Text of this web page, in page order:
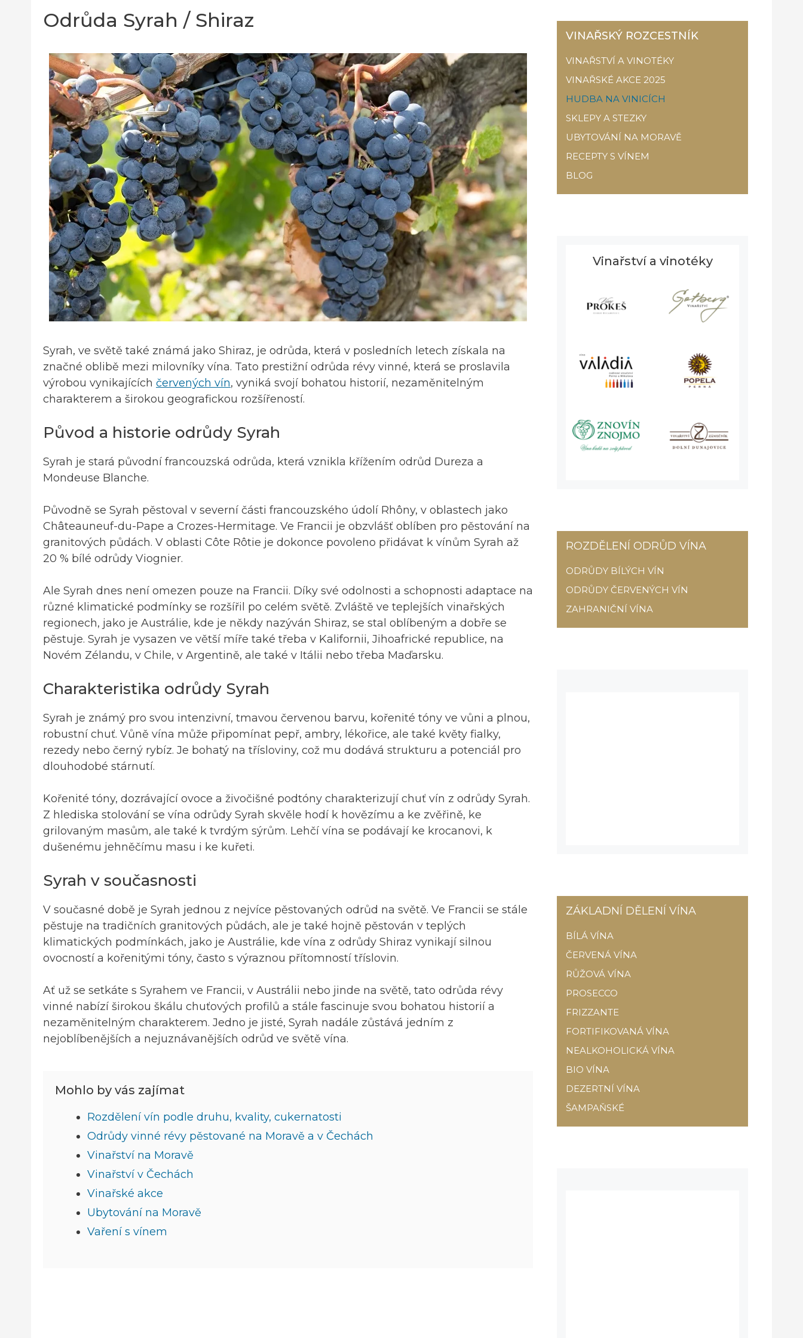
Odrůda Syrah / Shiraz
Syrah, ve světě také známá jako Shiraz, je odrůda, která v posledních letech získala na
značné oblibě mezi milovníky vína. Tato prestižní odrůda révy vinné, která se proslavila
výrobou vynikajících červených vín, vyniká svojí bohatou historií, nezaměnitelným
charakterem a širokou geografickou rozšířeností.
Původ a historie odrůdy Syrah
Syrah je stará původní francouzská odrůda, která vznikla křížením odrůd Dureza a
Mondeuse Blanche.
Původně se Syrah pěstoval v severní části francouzského údolí Rhôny, v oblastech jako
Châteauneuf-du-Pape a Crozes-Hermitage. Ve Francii je obzvlášť oblíben pro pěstování na
granitových půdách. V oblasti Côte Rôtie je dokonce povoleno přidávat k vínům Syrah až
20 % bílé odrůdy Viognier.
Ale Syrah dnes není omezen pouze na Francii. Díky své odolnosti a schopnosti adaptace na
různé klimatické podmínky se rozšířil po celém světě. Zvláště ve teplejších vinařských
regionech, jako je Austrálie, kde je někdy nazýván Shiraz, se stal oblíbeným a dobře se
pěstuje. Syrah je vysazen ve větší míře také třeba v Kalifornii, Jihoafrické republice, na
Novém Zélandu, v Chile, v Argentině, ale také v Itálii nebo třeba Maďarsku.
Charakteristika odrůdy Syrah
Syrah je známý pro svou intenzivní, tmavou červenou barvu, kořenité tóny ve vůni a plnou,
robustní chuť. Vůně vína může připomínat pepř, ambry, lékořice, ale také květy fialky,
rezedy nebo černý rybíz. Je bohatý na třísloviny, což mu dodává strukturu a potenciál pro
dlouhodobé stárnutí.
Kořenité tóny, dozrávající ovoce a živočišné podtóny charakterizují chuť vín z odrůdy Syrah.
Z hlediska stolování se vína odrůdy Syrah skvěle hodí k hovězímu a ke zvěřině, ke
grilovaným masům, ale také k tvrdým sýrům. Lehčí vína se podávají ke krocanovi, k
dušenému jehněčímu masu i ke kuřeti.
Syrah v současnosti
V současné době je Syrah jednou z nejvíce pěstovaných odrůd na světě. Ve Francii se stále
pěstuje na tradičních granitových půdách, ale je také hojně pěstován v teplých
klimatických podmínkách, jako je Austrálie, kde vína z odrůdy Shiraz vynikají silnou
ovocností a kořenitými tóny, často s výraznou přítomností tříslovin.
Ať už se setkáte s Syrahem ve Francii, v Austrálii nebo jinde na světě, tato odrůda révy
vinné nabízí širokou škálu chuťových profilů a stále fascinuje svou bohatou historií a
nezaměnitelným charakterem. Jedno je jisté, Syrah nadále zůstává jedním z
nejoblíbenějších a nejuznávanějších odrůd ve světě vína.
Mohlo by vás zajímat
Rozdělení vín podle druhu, kvality, cukernatosti
Odrůdy vinné révy pěstované na Moravě a v Čechách
Vinařství na Moravě
Vinařství v Čechách
Vinařské akce
Ubytování na Moravě
Vaření s vínem
VINAŘSKÝ ROZCESTNÍK
VINAŘSTVÍ A VINOTÉKY
VINAŘSKÉ AKCE 2025
HUDBA NA VINICÍCH
SKLEPY A STEZKY
UBYTOVÁNÍ NA MORAVĚ
RECEPTY S VÍNEM
BLOG
Vinařství a vinotéky
ROZDĚLENÍ ODRŮD VÍNA
ODRŮDY BÍLÝCH VÍN
ODRŮDY ČERVENÝCH VÍN
ZAHRANIČNÍ VÍNA
ZÁKLADNÍ DĚLENÍ VÍNA
BÍLÁ VÍNA
ČERVENÁ VÍNA
RŮŽOVÁ VÍNA
PROSECCO
FRIZZANTE
FORTIFIKOVANÁ VÍNA
NEALKOHOLICKÁ VÍNA
BIO VÍNA
DEZERTNÍ VÍNA
ŠAMPAŇSKÉ